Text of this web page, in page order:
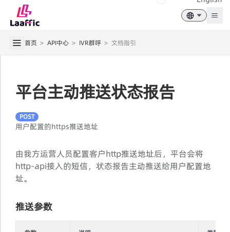
首页 > API中心 > IVR群呼 > 文档指引
平台主动推送状态报告
POST
用户配置的https推送地址
由我方运营人员配置客户http推送地址后，平台会将
http-api接入的短信，状态报告主动推送给用户配置地
址。
推送参数